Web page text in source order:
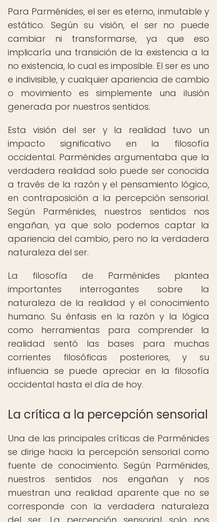
Para Parménides, el ser es eterno, inmutable y
estático. Según su visión, el ser no puede
cambiar ni transformarse, ya que eso
implicaría una transición de la existencia a la
no existencia, lo cual es imposible. El ser es uno
e indivisible, y cualquier apariencia de cambio
o movimiento es simplemente una ilusión
generada por nuestros sentidos.
Esta visión del ser y la realidad tuvo un
impacto significativo en la filosofía
occidental. Parménides argumentaba que la
verdadera realidad solo puede ser conocida
a través de la razón y el pensamiento lógico,
en contraposición a la percepción sensorial.
Según Parménides, nuestros sentidos nos
engañan, ya que solo podemos captar la
apariencia del cambio, pero no la verdadera
naturaleza del ser.
La filosofía de Parménides plantea
importantes interrogantes sobre la
naturaleza de la realidad y el conocimiento
humano. Su énfasis en la razón y la lógica
como herramientas para comprender la
realidad sentó las bases para muchas
corrientes filosóficas posteriores, y su
influencia se puede apreciar en la filosofía
occidental hasta el día de hoy.
La crítica a la percepción sensorial
Una de las principales críticas de Parménides
se dirige hacia la percepción sensorial como
fuente de conocimiento. Según Parménides,
nuestros sentidos nos engañan y nos
muestran una realidad aparente que no se
corresponde con la verdadera naturaleza